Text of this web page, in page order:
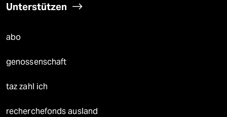
Unterstützen
abo
genossenschaft
taz zahl ich
recherchefonds ausland